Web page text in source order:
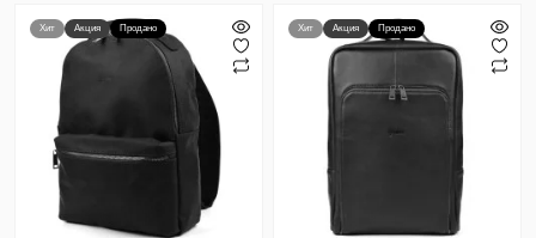
Хит Акция Продано Хит Акция Продано